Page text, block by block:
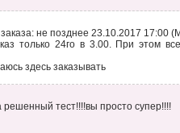
не позднее 23.10.2017 17:00
только 24го в 3.00. При этом
здесь заказывать
тест!!!!вы просто супер!!!!